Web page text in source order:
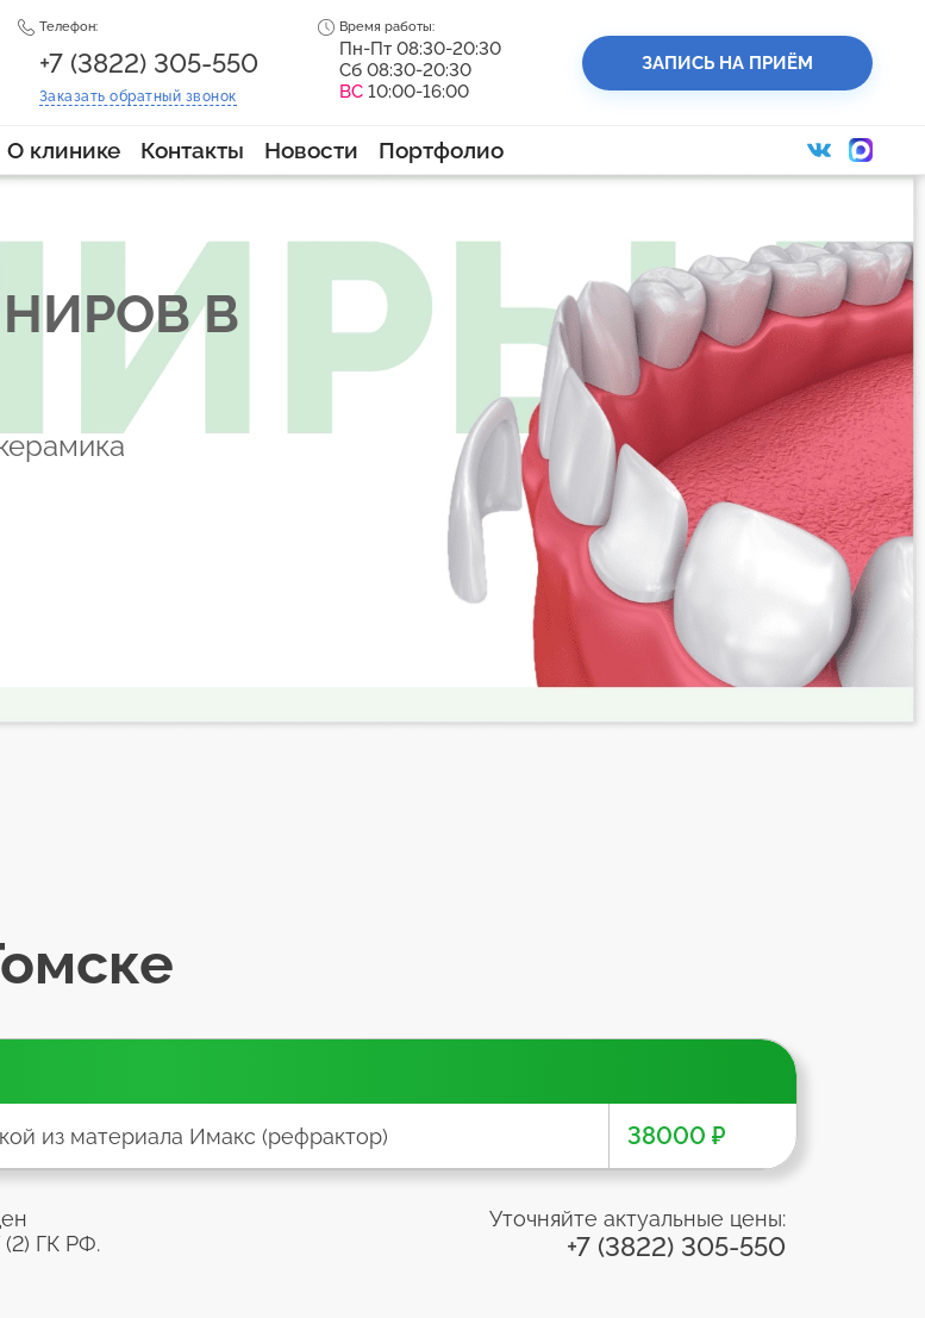
Телефон:
+7 (3822) 305-550
Заказатьобратный звонок
Время работы:
Пн-Пт 08:30-20:30
Сб 08:30-20:30
ВС10:00-16:00
ЗАПИСЬ НА ПРИЁМ
О клинике Контакты Новости Портфолио
В
из материала Имакс (рефрактор) 38000 ₽
(2) ГК РФ.
Уточняйте актуальные цены:
+7 (3822) 305-550